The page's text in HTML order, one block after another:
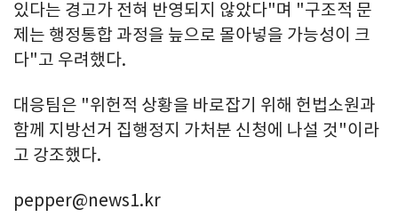
있다는 경고가 전혀 반영되지 않았다"며 "구조적 문
제는 행정통합 과정을 늪으로 몰아넣을 가능성이 크
다"고 우려했다.
대응팀은 "위헌적 상황을 바로잡기 위해 헌법소원과
함께 지방선거 집행정지 가처분 신청에 나설 것"이라
고 강조했다.
pepper@news1.kr